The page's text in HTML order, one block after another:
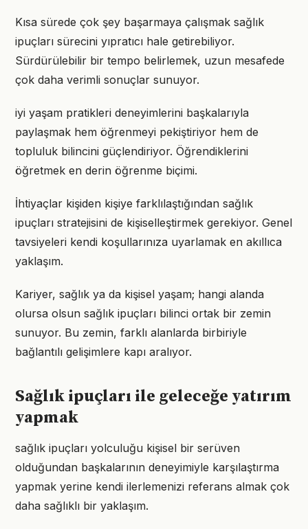
Kısa sürede çok şey başarmaya çalışmak sağlık
ipuçları sürecini yıpratıcı hale getirebiliyor.
Sürdürülebilir bir tempo belirlemek, uzun mesafede
çok daha verimli sonuçlar sunuyor.
iyi yaşam pratikleri deneyimlerini başkalarıyla
paylaşmak hem öğrenmeyi pekiştiriyor hem de
topluluk bilincini güçlendiriyor. Öğrendiklerini
öğretmek en derin öğrenme biçimi.
İhtiyaçlar kişiden kişiye farklılaştığından sağlık
ipuçları stratejisini de kişiselleştirmek gerekiyor. Genel
tavsiyeleri kendi koşullarınıza uyarlamak en akıllıca
yaklaşım.
Kariyer, sağlık ya da kişisel yaşam; hangi alanda
olursa olsun sağlık ipuçları bilinci ortak bir zemin
sunuyor. Bu zemin, farklı alanlarda birbiriyle
bağlantılı gelişimlere kapı aralıyor.
Sağlık ipuçları ile geleceğe yatırım
yapmak
sağlık ipuçları yolculuğu kişisel bir serüven
olduğundan başkalarının deneyimiyle karşılaştırma
yapmak yerine kendi ilerlemenizi referans almak çok
daha sağlıklı bir yaklaşım.